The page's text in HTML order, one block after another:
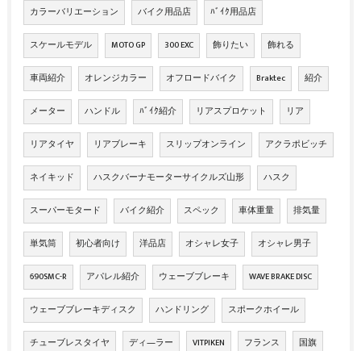
カラーバリエーション バイク用品店 ﾊﾞｲｸ用品店
スケールモデル MOTO GP 300 EXC 飾りたい 飾れる
車両紹介 オレンジカラー オフロードバイク Braktec 紹介
メーター ハンドル ﾊﾞｲｸ紹介 リアスプロケット リア
リアタイヤ リアブレーキ スリップオンライン アクラポビッチ
ネイキッド ハスクバーナモーターサイクルズ山形 ハスク
スーパーモタード バイク紹介 スペック 車体重量 排気量
単気筒 初心者向け 洋品店 オシャレ女子 オシャレ男子
690SMC-R アパレル紹介 ウェーブブレーキ WAVE BRAKE DISC
ウェーブブレーキディスク ハンドリング スポークホイール
チューブレスタイヤ ディ―ラー VITPIKEN フランス 国旗